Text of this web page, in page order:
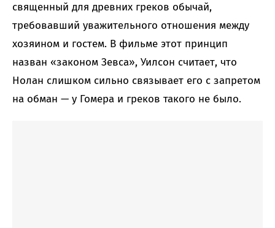
священный для древних греков обычай,
требовавший уважительного отношения между
хозяином и гостем. В фильме этот принцип
назван «законом Зевса», Уилсон считает, что
Нолан слишком сильно связывает его с запретом
на обман — у Гомера и греков такого не было.